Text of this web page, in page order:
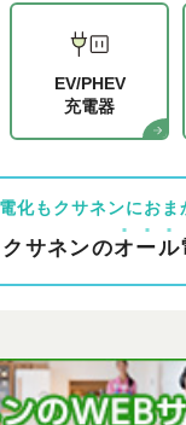
EV/PHEV
充電器
化もクサネンにおま
クサネンのオール